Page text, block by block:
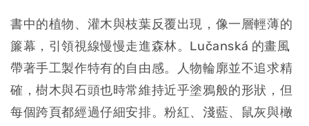
書中的植物、灌木與枝葉反覆出現，像一層輕薄的
簾幕，引領視線慢慢走進森林。Lučanská 的畫風
帶著手工製作特有的自由感。人物輪廓並不追求精
確，樹木與石頭也時常維持近乎塗鴉般的形狀，但
每個跨頁都經過仔細安排。粉紅、淺藍、鼠灰與橄